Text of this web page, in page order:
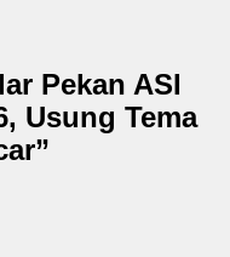
Pekan ASI
Usung Tema